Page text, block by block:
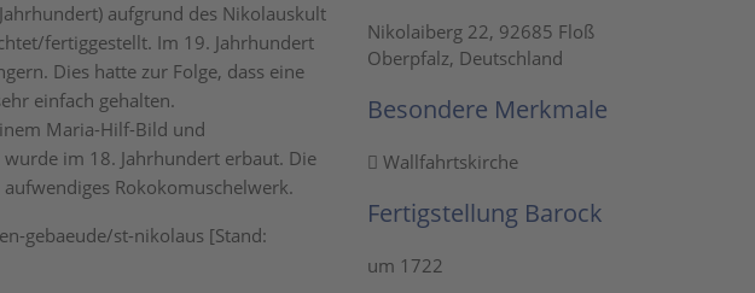
aufgrund des Nikolauskult
fertiggestellt. Im 19. Jahrhundert
Dies hatte zur Folge, dass eine
einfach gehalten.
Maria-Hilf-Bild und
im 18. Jahrhundert erbaut. Die
Rokokomuschelwerk.
gebaeude/st-nikolaus [Stand:
Nikolaiberg 22, 92685 Floß
Oberpfalz, Deutschland
Besondere Merkmale
Wallfahrtskirche
Fertigstellung Barock
um 1722